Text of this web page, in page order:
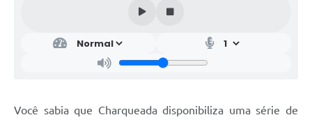
Você sabia que Charqueada disponibiliza uma série de